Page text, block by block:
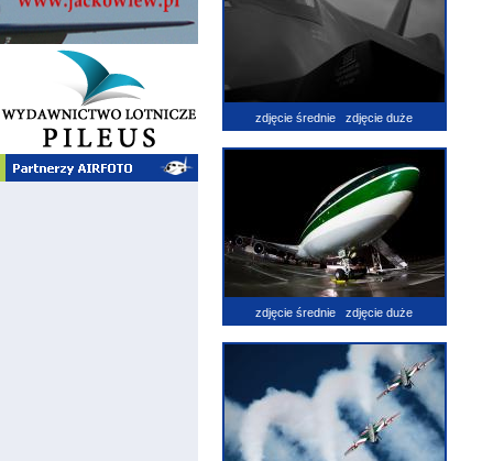
zdjęcie średnie zdjęcie duże
zdjęcie średnie zdjęcie duże